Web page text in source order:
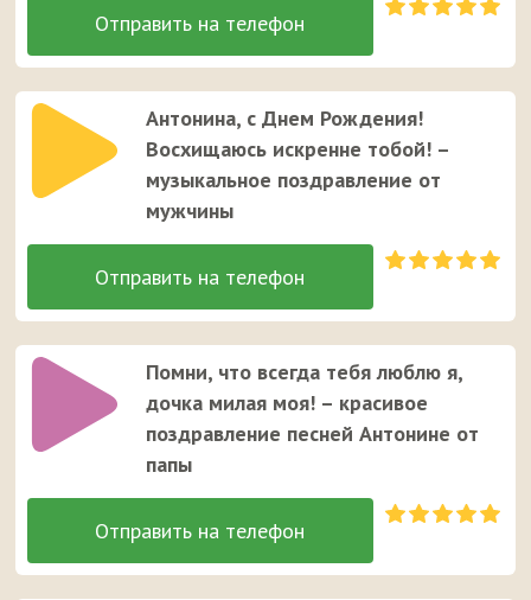
Антонина, с Днем Рождения!
Восхищаюсь искренне тобой! –
музыкальное поздравление от
мужчины
Помни, что всегда тебя люблю я,
дочка милая моя! – красивое
поздравление песней Антонине от
папы